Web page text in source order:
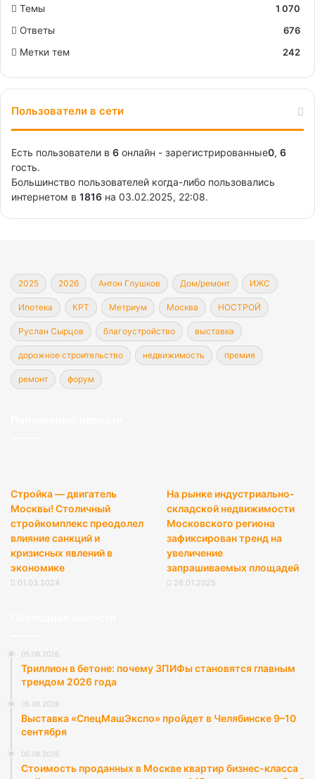
Темы
1 070
Ответы
676
Метки тем
242
Пользователи в сети
Есть пользователи в 6 онлайн - зарегистрированные0, 6
гость.
Большинство пользователей когда-либо пользовались
интернетом в 1816 на 03.02.2025, 22:08.
2025 2026 Антон Глушков Дом/ремонт ИЖС
Ипотека КРТ Метриум Москва НОСТРОЙ
Руслан Сырцов благоустройство выставка
дорожное строительство недвижимость премия
ремонт форум
Стройка — двигатель
Москвы! Столичный
стройкомплекс преодолел
влияние санкций и
кризисных явлений в
экономике
01.03.2024
На рынке индустриально-
складской недвижимости
Московского региона
зафиксирован тренд на
увеличение
запрашиваемых площадей
26.01.2025
05.08.2026
Триллион в бетоне: почему ЗПИФы становятся главным
трендом 2026 года
05.08.2026
Выставка «СпецМашЭкспо» пройдет в Челябинске 9–10
сентября
05.08.2026
Стоимость проданных в Москве квартир бизнес-класса